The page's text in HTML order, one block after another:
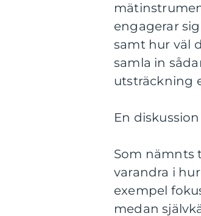
engagerar
samt hur väl
samla in
utsträckning
En
Som nämnts
varandra i
exempel
medan